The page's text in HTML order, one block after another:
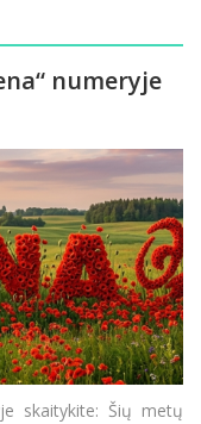
lūkesčius, finansinę
padeda
numeryje
skaitykite: Šių metų